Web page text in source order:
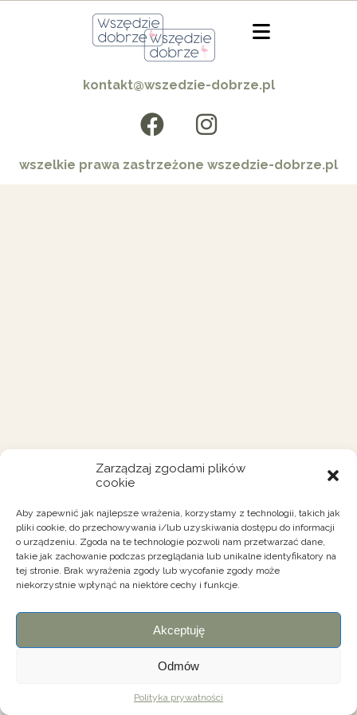
Zarządzaj zgodami plików
cookie
Aby zapewnić jak najlepsze wrażenia, korzystamy z technologii, takich jak
pliki cookie, do przechowywania i/lub uzyskiwania dostępu do informacji
o urządzeniu. Zgoda na te technologie pozwoli nam przetwarzać dane,
takie jak zachowanie podczas przeglądania lub unikalne identyfikatory na
tej stronie. Brak wyrażenia zgody lub wycofanie zgody może
niekorzystnie wpłynąć na niektóre cechy i funkcje.
Akceptuję
Odmów
Polityka prywatności
kontakt@wszedzie-dobrze.pl
wszelkie prawa zastrzeżone wszedzie-dobrze.pl